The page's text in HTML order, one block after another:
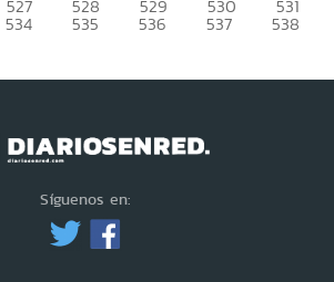
527 528 529 530 531
534 535 536 537 538
Síguenos en: